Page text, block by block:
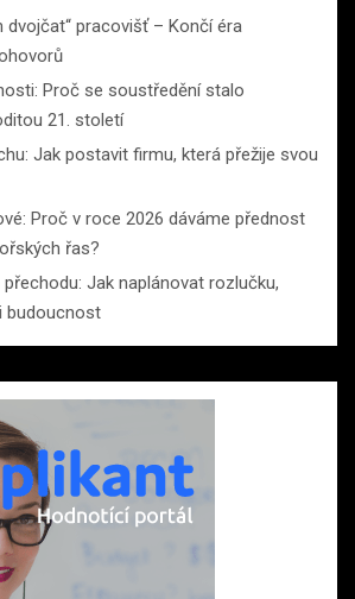
dvojčat“ pracovišť – Končí éra
Proč se soustředění stalo
21. století
Jak postavit firmu, která přežije svou
Proč v roce 2026 dáváme přednost
řas?
Jak naplánovat rozlučku,
budoucnost